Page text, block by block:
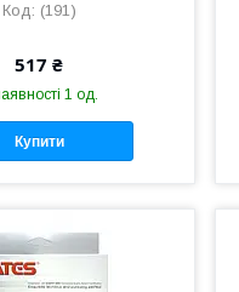
(191)
517 ₴
1 од.
Купити